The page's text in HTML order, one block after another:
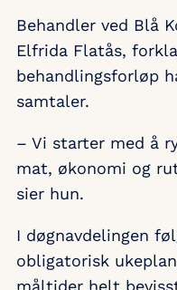
Behandler ved Blå
Elfrida Flatås,
behandlingsforløp
samtaler.
– Vi starter med å
mat, økonomi og
sier hun.
I døgnavdelingen
obligatorisk
måltider helt